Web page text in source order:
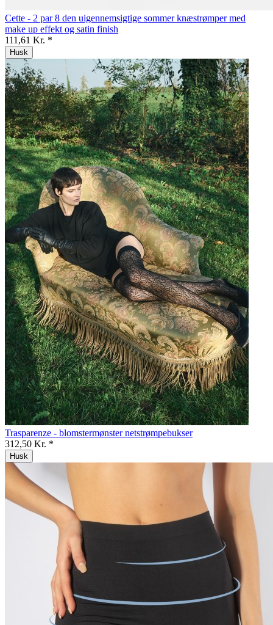
Cette - 2 par 8 den uigennemsigtige sommer knæstrømper med
make up effekt og satin finish
111,61 Kr. *
Husk
Trasparenze - blomstermønster netstrømpebukser
312,50 Kr. *
Husk